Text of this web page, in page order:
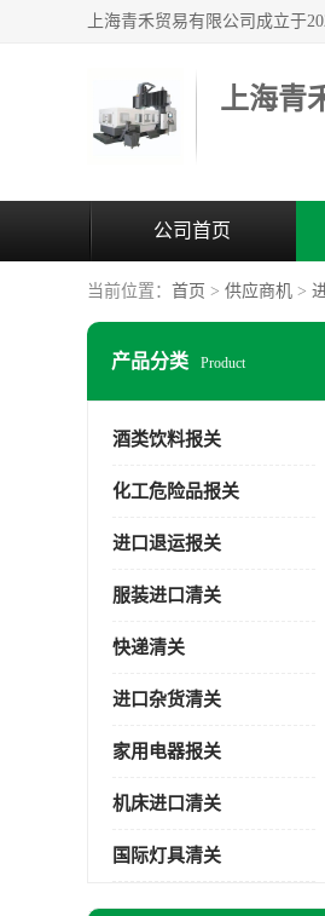
上海青
公司首页
当前位置： 首页 > 供应商机 >
产品分类 Product
酒类饮料报关
化工危险品报关
进口退运报关
服装进口清关
快递清关
进口杂货清关
家用电器报关
机床进口清关
国际灯具清关